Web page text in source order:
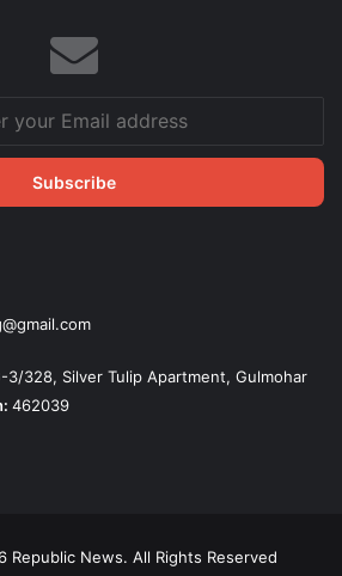
3/328, Silver Tulip Apartment, Gulmohar
462039
News. All Rights Reserved